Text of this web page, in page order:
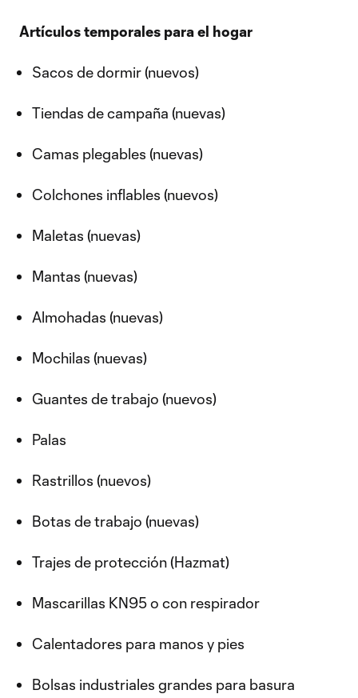
Artículos temporales para el hogar
Sacos de dormir (nuevos)
Tiendas de campaña (nuevas)
Camas plegables (nuevas)
Colchones inflables (nuevos)
Maletas (nuevas)
Mantas (nuevas)
Almohadas (nuevas)
Mochilas (nuevas)
Guantes de trabajo (nuevos)
Palas
Rastrillos (nuevos)
Botas de trabajo (nuevas)
Trajes de protección (Hazmat)
Mascarillas KN95 o con respirador
Calentadores para manos y pies
Bolsas industriales grandes para basura